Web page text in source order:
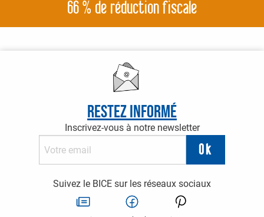
66 % de réduction fiscale
Restez informé
Inscrivez-vous à notre newsletter
Suivez le BICE sur les réseaux sociaux